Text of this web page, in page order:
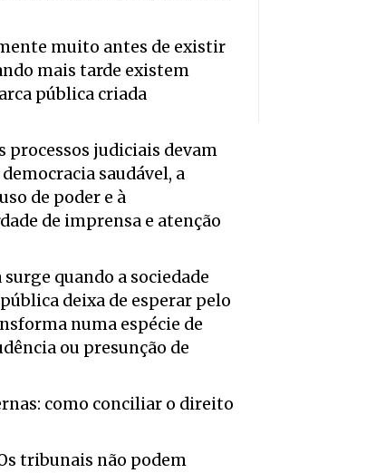
muito antes de existir
mais tarde existem
pública criada
processos judiciais devam
saudável, a
de poder e à
de imprensa e atenção
quando a sociedade
deixa de esperar pelo
numa espécie de
ou presunção de
como conciliar o direito
tribunais não podem